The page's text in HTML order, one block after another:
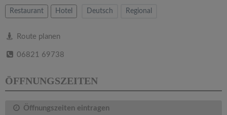
Restaurant Hotel Deutsch Regional
Route planen
06821 69738
ÖFFNUNGSZEITEN
Öffnungszeiten eintragen
v